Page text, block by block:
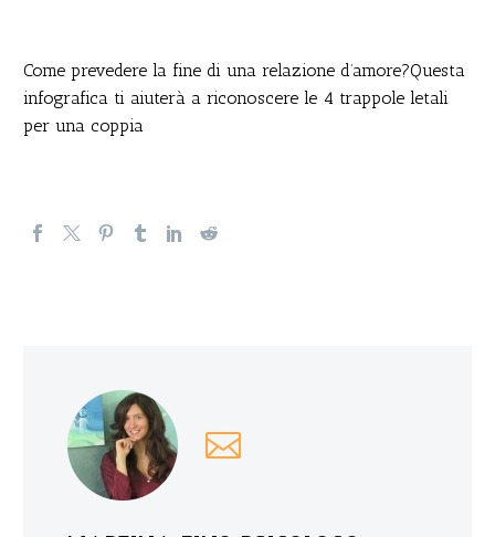
Come prevedere la fine di una relazione d’amore?Questa
infografica ti aiuterà a riconoscere le 4 trappole letali
per una coppia